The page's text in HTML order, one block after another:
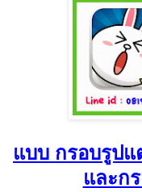
แบบ กรอบรูปแ
และก